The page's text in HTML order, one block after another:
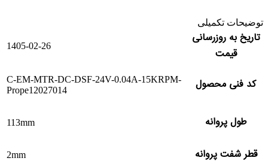
توضیحات تکمیلی
تاریخ به روزرسانی
قیمت
1405-02-26
کد فنی محصول
C-EM-MTR-DC-DSF-24V-0.04A-15KRPM-
Prope12027014
طول پروانه 113mm
قطر شفت پروانه 2mm